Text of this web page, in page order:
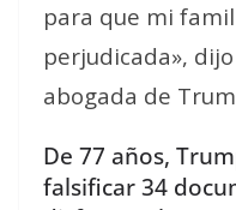
para que mi
perjudicada»,
abogada de
De 77 años,
falsificar 34